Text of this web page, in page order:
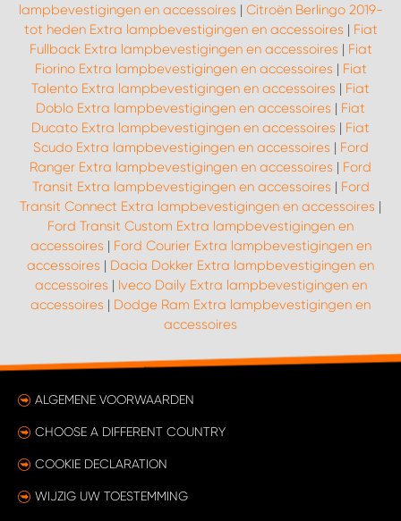
lampbevestigingen en accessoires | Citroën Berlingo 2019-
tot heden Extra lampbevestigingen en accessoires | Fiat
Fullback Extra lampbevestigingen en accessoires | Fiat
Fiorino Extra lampbevestigingen en accessoires | Fiat
Talento Extra lampbevestigingen en accessoires | Fiat
Doblo Extra lampbevestigingen en accessoires | Fiat
Ducato Extra lampbevestigingen en accessoires | Fiat
Scudo Extra lampbevestigingen en accessoires | Ford
Ranger Extra lampbevestigingen en accessoires | Ford
Transit Extra lampbevestigingen en accessoires | Ford
Transit Connect Extra lampbevestigingen en accessoires |
Ford Transit Custom Extra lampbevestigingen en
accessoires | Ford Courier Extra lampbevestigingen en
accessoires | Dacia Dokker Extra lampbevestigingen en
accessoires | Iveco Daily Extra lampbevestigingen en
accessoires | Dodge Ram Extra lampbevestigingen en
accessoires
ALGEMENE VOORWAARDEN
CHOOSE A DIFFERENT COUNTRY
COOKIE DECLARATION
WIJZIG UW TOESTEMMING